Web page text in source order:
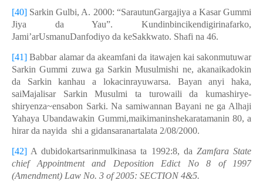
[40] Sarkin Gulbi, A. 2000: “SarautunGargajiya a Kasar Gummi
Jiya da Yau”. Kundinbincikendigirinafarko,
Jami’arUsmanuDanfodiyo da keSakkwato. Shafi na 46.
[41] Babbar alamar da akeamfani da itawajen kai sakonmutuwar
Sarkin Gummi zuwa ga Sarkin Musulmishi ne, akanaikadokin
da Sarkin kanhau a lokacinrayuwarsa. Bayan anyi haka,
saiMajalisar Sarkin Musulmi ta turowaili da kumashirye-
shiryenza~ensabon Sarki. Na samiwannan Bayani ne ga Alhaji
Yahaya Ubandawakin Gummi,maikimaninshekaratamanin 80, a
hirar da nayida shi a gidansaranartalata 2/08/2000.
[42] A dubidokartsarinmulkinasa ta 1992:8, da Zamfara State
chief Appointment and Deposition Edict No 8 of 1997
(Amendment) Law No. 3 of 2005: SECTION 4&5.